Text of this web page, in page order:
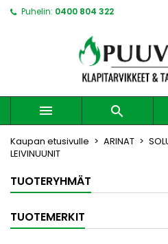
Puhelin: 0400 804 322
 
Kaupan etusivulle ARINAT
LEIVINUUNIT
TUOTERYHMÄT
TUOTEMERKIT